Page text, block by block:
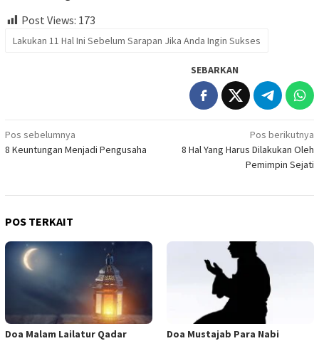
Post Views: 173
Lakukan 11 Hal Ini Sebelum Sarapan Jika Anda Ingin Sukses
SEBARKAN
Navigasi
pos
Pos sebelumnya
8 Keuntungan Menjadi Pengusaha
Pos berikutnya
8 Hal Yang Harus Dilakukan Oleh
Pemimpin Sejati
POS TERKAIT
Doa Malam Lailatur Qadar Doa Mustajab Para Nabi